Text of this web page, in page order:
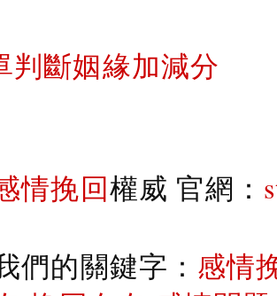
判斷姻緣加減分
情挽回權威 官網：
們的關鍵字： 感情